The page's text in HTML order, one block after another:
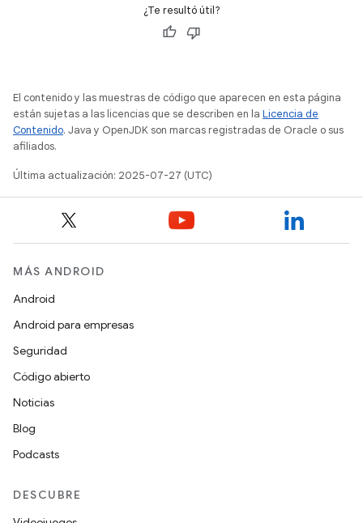
¿Te resultó útil?
El contenido y las muestras de código que aparecen en esta página
están sujetas a las licencias que se describen en la Licencia de
Contenido. Java y OpenJDK son marcas registradas de Oracle o sus
afiliados.
Última actualización: 2025-07-27 (UTC)
MÁS ANDROID
Android
Android para empresas
Seguridad
Código abierto
Noticias
Blog
Podcasts
DESCUBRE